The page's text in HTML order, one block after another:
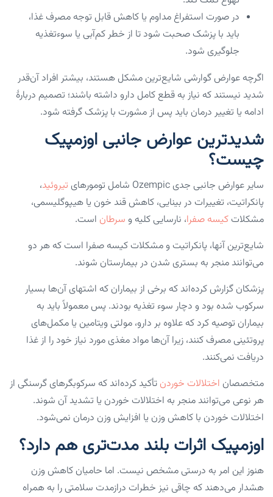
در صورت استفراغ مداوم یا کاهش قابل توجه مصرف غذا،
باید با پزشک صحبت شود تا از خطر کم‌آبی یا سوءتغذیه
جلوگیری شود.
اگرچه عوارض گوارشی شایع‌ترین مشکل هستند، بیشتر افراد آن‌قدر
شدید نیستند که نیاز به قطع کامل دارو داشته باشند؛ تصمیم دربارهٔ
ادامه یا تغییر درمان باید پس از مشورت با پزشک گرفته شود.
شدیدترین عوارض جانبی اوزمپیک
چیست؟
سایر عوارض جانبی جدی Ozempic شامل تومور‌های تیروئید،
پانکراتیت، تغییرات در بینایی، کاهش قند خون یا هیپوگلیسمی،
مشکلات کیسه صفرا، نارسایی کلیه و سرطان است.
شایع‌ترین آنها، پانکراتیت و مشکلات کیسه صفرا است که هر دو
می‌توانند منجر به بستری شدن در بیمارستان شوند.
پزشکان گزارش کرده‌اند که برخی از بیماران که اشتهای آن‌ها بسیار
سرکوب شده بود و دچار سوء تغذیه بودند. پس معمولاً باید به
بیماران توصیه کرد که علاوه بر دارو، مولتی ویتامین یا مکمل‌های
پروتئینی مصرف کنند، زیرا آن‌ها مواد مغذی مورد نیاز خود را از غذا
دریافت نمی‌کنند.
متخصصان اختلالات خوردن تأکید کرده‌اند که سرکوبگر‌های گرسنگی از
هر نوعی می‌توانند منجر به اختلالات خوردن یا تشدید آن شوند.
اختلالات خوردن با کاهش وزن یا افزایش وزن درمان نمی‌شود.
اوزمپیک اثرات بلند مدت‌تری هم دارد؟
هنوز این امر به درستی مشخص نیست. اما حامیان کاهش وزن
هشدار می‌دهند که چاقی نیز خطرات درازمدت سلامتی را به همراه